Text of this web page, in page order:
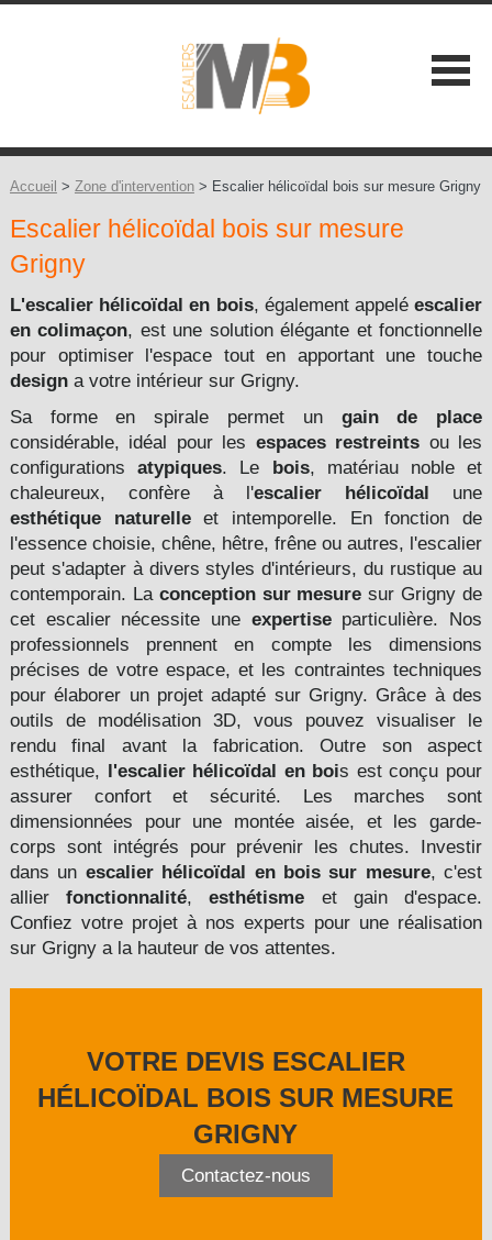
NOS ATOUTS
NOS GAMMES
Les Contemporains +
Les Balustrades +
Les Extérieures
Les Design +
CONTACT
Accueil > Zone d'intervention> Escalier hélicoïdal bois sur mesure Grigny
Escalier hélicoïdal bois sur mesure
Grigny
L'escalier hélicoïdal en bois, également appeléescalier
en colimaçon, est une solution élégante et fonctionnelle
pour optimiser l'espace tout en apportant une touche
design a votre intérieur sur Grigny.
Sa forme en spirale permet un gain de place
considérable, idéal pour les espaces restreints ou les
configurationsatypiques. Le bois, matériau noble et
chaleureux, confère à l'escalier hélicoïdal une
esthétique naturelleet intemporelle. En fonction de
l'essence choisie, chêne, hêtre, frêne ou autres, l'escalier
peut s'adapter à divers styles d'intérieurs, du rustique au
contemporain. La conception sur mesure sur Grigny de
cet escalier nécessite une expertise particulière. Nos
professionnels prennent en compte les dimensions
précises de votre espace, et les contraintes techniques
pour élaborer un projet adapté sur Grigny. Grâce à des
outils de modélisation 3D, vous pouvez visualiser le
rendu final avant la fabrication. Outre son aspect
esthétique, l'escalier hélicoïdal en bois est conçu pour
assurer confort et sécurité. Les marches sont
dimensionnées pour une montée aisée, et les garde-
corps sont intégrés pour prévenir les chutes. Investir
dans un escalier hélicoïdal en bois sur mesure, c'est
allierfonctionnalité,esthétisme et gain d'espace.
Confiez votre projet à nos experts pour une réalisation
sur Grigny a la hauteur de vos attentes.
VOTRE DEVIS ESCALIER
HÉLICOÏDAL BOIS SUR MESURE
GRIGNY
Contactez-nous